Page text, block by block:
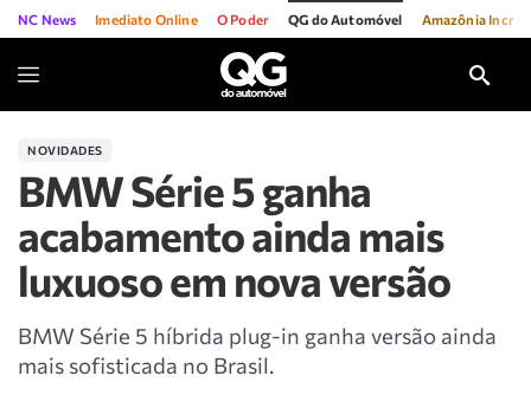
NC News Imediato Online O Poder QG do Automóvel Amazônia
NOVIDADES
BMW Série 5 ganha
acabamento ainda mais
luxuoso em nova versão
BMW Série 5 híbrida plug-in ganha versão ainda
mais sofisticada no Brasil.